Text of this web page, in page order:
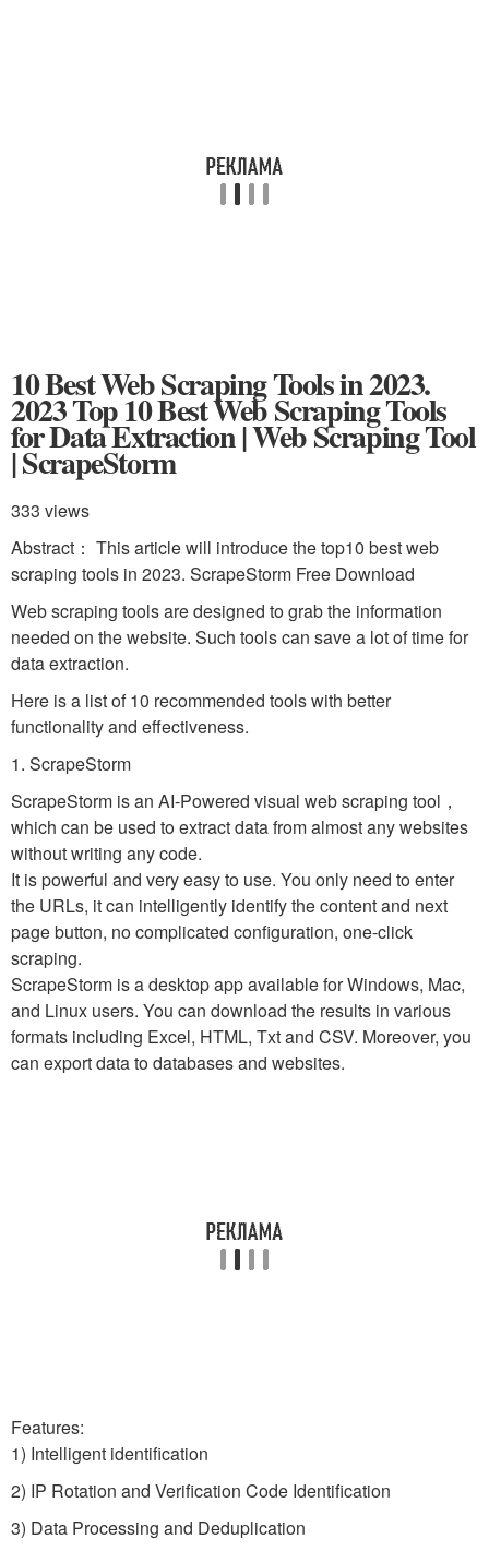
10 Best Web Scraping Tools in 2023.
2023 Top 10 Best Web Scraping Tools
for Data Extraction | Web Scraping Tool
| ScrapeStorm
333 views
Abstract： This article will introduce the top10 best web
scraping tools in 2023. ScrapeStorm Free Download
Web scraping tools are designed to grab the information
needed on the website. Such tools can save a lot of time for
data extraction.
Here is a list of 10 recommended tools with better
functionality and effectiveness.
1. ScrapeStorm
ScrapeStorm is an AI-Powered visual web scraping tool，
which can be used to extract data from almost any websites
without writing any code.
It is powerful and very easy to use. You only need to enter
the URLs, it can intelligently identify the content and next
page button, no complicated configuration, one-click
scraping.
ScrapeStorm is a desktop app available for Windows, Mac,
and Linux users. You can download the results in various
formats including Excel, HTML, Txt and CSV. Moreover, you
can export data to databases and websites.
Features:
1) Intelligent identification
2) IP Rotation and Verification Code Identification
3) Data Processing and Deduplication